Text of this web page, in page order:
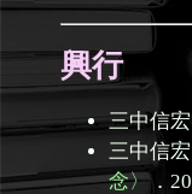
興行
三中信
三中信
念〉．